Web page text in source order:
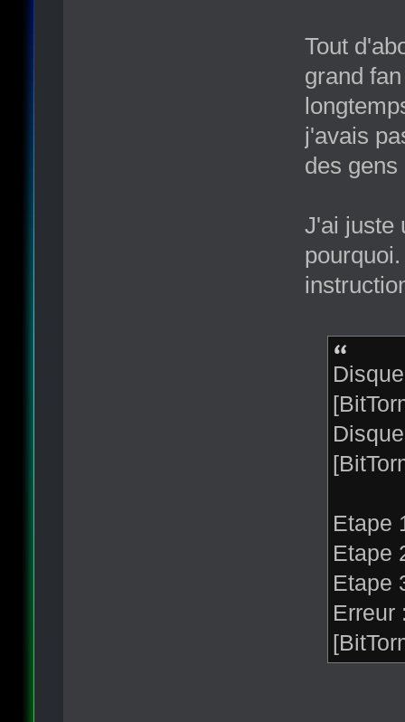
Tout
grand
j'avais
des
J'ai juste
Etape
Etape
Etape
Erreur